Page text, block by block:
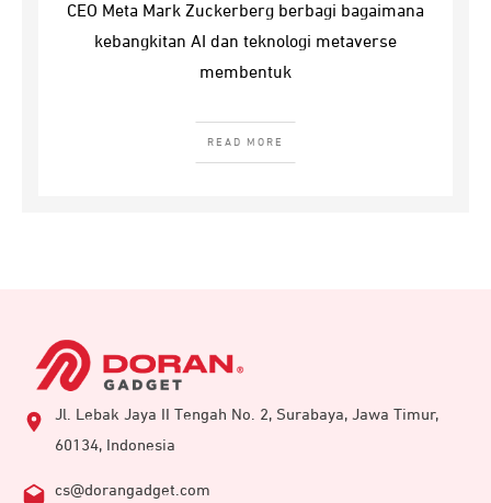
CEO Meta Mark Zuckerberg berbagi bagaimana
kebangkitan AI dan teknologi metaverse
membentuk
READ MORE
Jl. Lebak Jaya II Tengah No. 2, Surabaya, Jawa Timur,
60134, Indonesia
cs@dorangadget.com